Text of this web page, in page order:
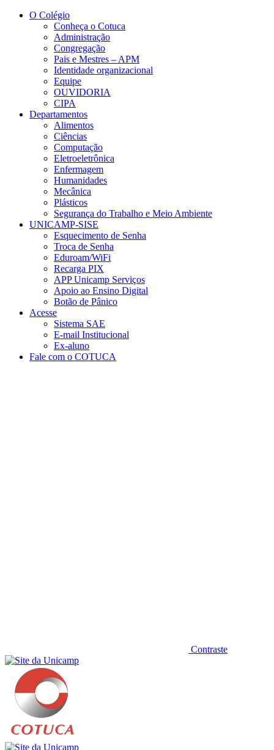
Conteúdo principal
O Colégio
Conheça o Cotuca
Administração
Congregação
Pais e Mestres – APM
Identidade organizacional
Equipe
OUVIDORIA
CIPA
Departamentos
Alimentos
Ciências
Computação
Eletroeletrônica
Enfermagem
Humanidades
Mecânica
Plásticos
Segurança do Trabalho e Meio Ambiente
UNICAMP-SISE
Esquecimento de Senha
Troca de Senha
Eduroam/WiFi
Recarga PIX
APP Unicamp Serviços
Apoio ao Ensino Digital
Botão de Pânico
Acesse
Sistema SAE
E-mail Institucional
Ex-aluno
Fale com o COTUCA
Contraste